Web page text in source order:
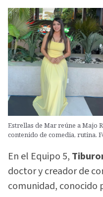
Estrellas de Mar reúne a Majo
contenido de comedia, rutina.
En el Equipo 5,
doctor y creador de
comunidad, conocido